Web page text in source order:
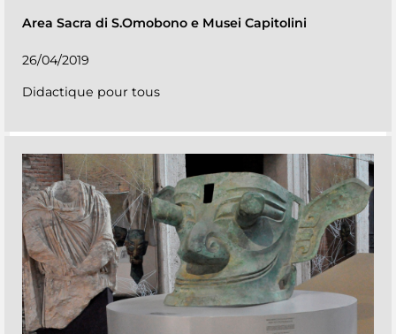
Area Sacra di S.Omobono e Musei Capitolini
26/04/2019
Didactique pour tous